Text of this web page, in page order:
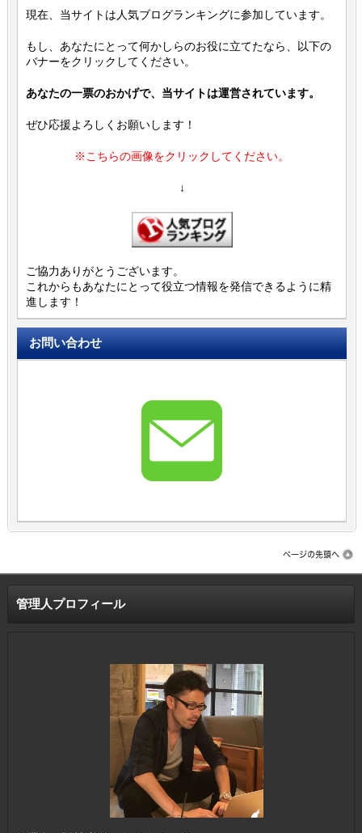
現在、当サイトは人気ブログランキングに参加しています。
もし、あなたにとって何かしらのお役に立てたなら、以下の
バナーをクリックしてください。
あなたの一票のおかげで、当サイトは運営されています。
ぜひ応援よろしくお願いします！
※こちらの画像をクリックしてください。
↓
ご協力ありがとうございます。
これからもあなたにとって役立つ情報を発信できるように精
進します！
お問い合わせ
管理人プロフィール